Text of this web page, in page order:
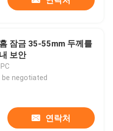
잠금 35-55mm 두께를
보안
be negotiated
연락처